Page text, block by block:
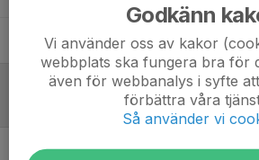
Simon LarssonAnsvarig tränare
Godkänn
Vi använder oss av kakor
webbplats ska fungera bra för
även för webbanalys i syfte
förbättra våra
Så använder vi